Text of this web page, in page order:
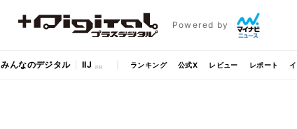
Powered by
みんなのデジタル IIJ ランキング 公式X レビュー レポート